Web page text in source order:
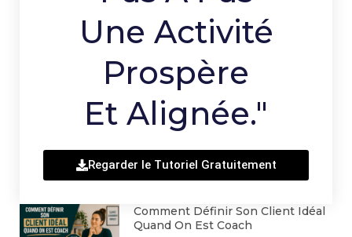
Une Activité
Prospère
Et Alignée."
Regarder le Tutoriel Gratuitement
Comment Définir Son Client Idéal
Quand On Est Coach